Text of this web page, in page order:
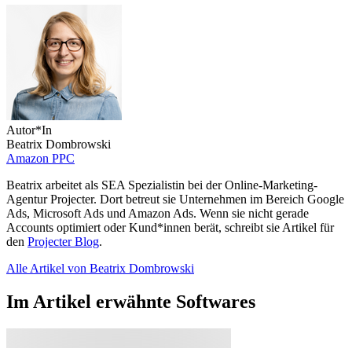
Autor*In
Beatrix Dombrowski
Amazon PPC
Beatrix arbeitet als SEA Spezialistin bei der Online-Marketing-
Agentur Projecter. Dort betreut sie Unternehmen im Bereich Google
Ads, Microsoft Ads und Amazon Ads. Wenn sie nicht gerade
Accounts optimiert oder Kund*innen berät, schreibt sie Artikel für
den Projecter Blog.
Alle Artikel von Beatrix Dombrowski
Im Artikel erwähnte Softwares